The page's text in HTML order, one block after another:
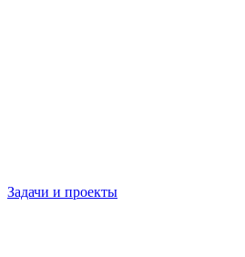
Задачи и проекты